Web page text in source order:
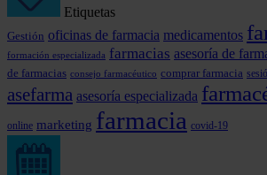
Etiquetas
Gestión oficinas de farmacia medicamentos
formación especializada farmacias asesoría de
de farmacias consejo farmacéutico comprar farmacia
asefarma asesoría especializada
online marketing farmacia covid-19